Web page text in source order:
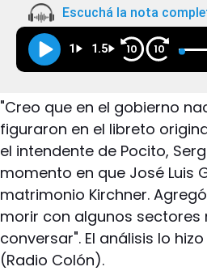
Escuchá la nota
1 1.5 10 10
"Creo que en el gobierno
figuraron en el libreto
el intendente de Pocito,
momento en que José Luis
matrimonio Kirchner.
morir con algunos
conversar". El análisis lo
(Radio Colón).